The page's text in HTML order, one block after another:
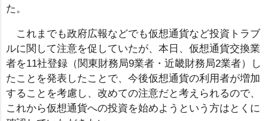
た。
これまでも政府広報などでも仮想通貨など投資トラブ
ルに関して注意を促していたが、本日、仮想通貨交換業
者を11社登録（関東財務局9業者・近畿財務局2業者）し
たことを発表したことで、今後仮想通貨の利用者が増加
することを考慮し、改めての注意だと考えられるので、
これから仮想通貨への投資を始めようという方はとくに